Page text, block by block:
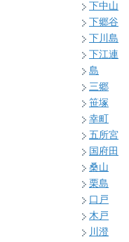
下中山
下郷谷
下川島
下江連
島
三郷
笹塚
幸町
五所宮
国府田
桑山
栗島
口戸
木戸
川澄